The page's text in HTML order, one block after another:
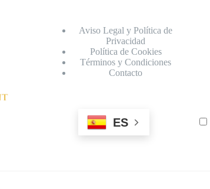
Aviso Legal y Política de
Privacidad
Política de Cookies
Términos y Condiciones
Contacto
ES